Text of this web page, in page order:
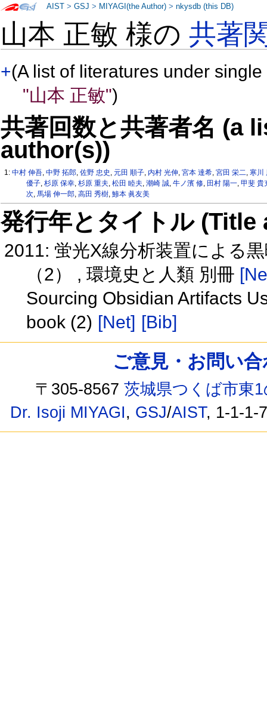
山本 正敏 様の共著
+(A list of literatures under
"山本 正敏")
共著回数と共著者名 (a
author(s))
1:中村 伸吾,中野 拓郎,佐野 忠史 ,元田 順子, 内村 光伸,宮本 達希,宮田 栄二,寒川
優子, 杉原 保幸, 杉原 重夫, 松田 睦夫, 潮崎 誠, 牛ノ濱 修, 田村 陽一, 甲斐 貴
次, 馬場 伸一郎, 高田 秀樹, 鯵本 眞友美
発行年とタイトル
2011: 蛍光X線分析装置による
（2） , 環境史と人類 別冊
Sourcing Obsidian Artifacts
book (2) [Net] [Bib]
AIST >GSJ > MIYAGI(the Author) >nkysdb (this DB)
ご意見・お問い
〒305-8567茨城県つくば市東
Dr. Isoji MIYAGI, GSJ/AIST, 1-1-1-